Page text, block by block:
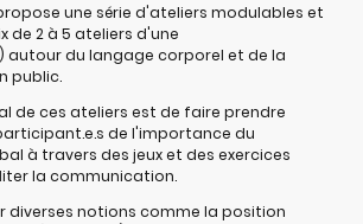
une série d'ateliers modulables et
de 2 à 5 ateliers d'une
autour du langage corporel et de la
public.
de ces ateliers est de faire prendre
de l'importance du
à travers des jeux et des exercices
la communication.
diverses notions comme la position